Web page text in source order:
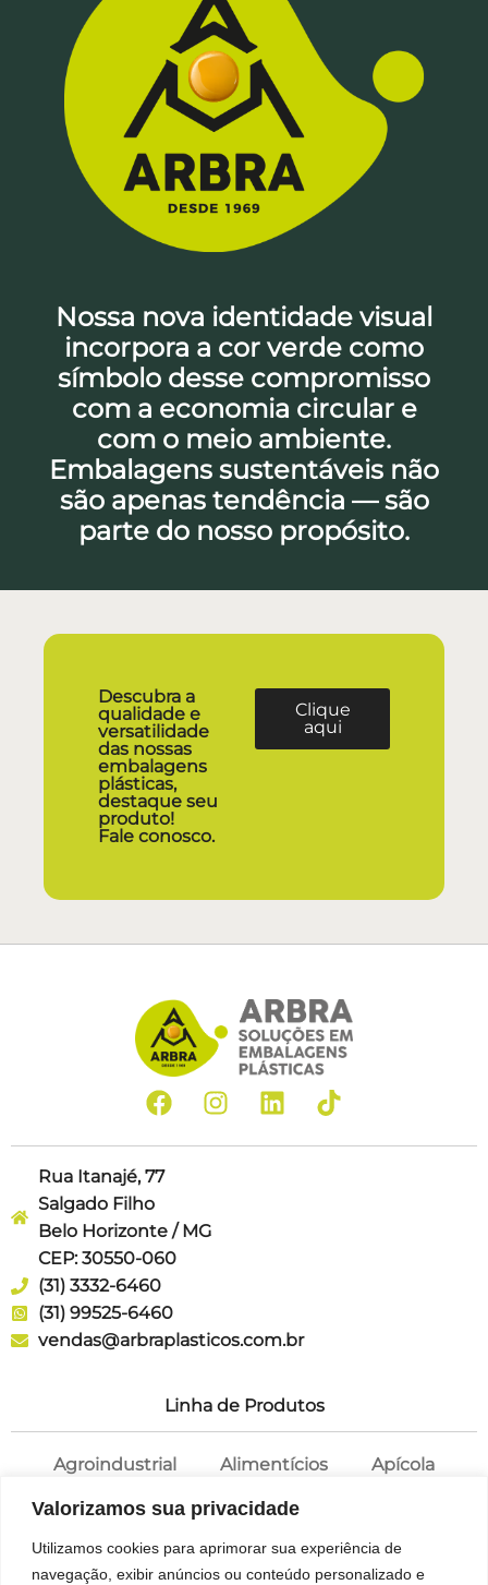
Valorizamos sua privacidade
Utilizamos cookies para aprimorar sua experiência de
navegação, exibir anúncios ou conteúdo personalizado e
Nossa nova identidade visual
incorpora a cor verde como
símbolo desse compromisso
com a economia circular e
com o meio ambiente.
Embalagens sustentáveis não
são apenas tendência — são
parte do nosso propósito.
Descubra a
qualidade e
versatilidade
das nossas
embalagens
plásticas,
destaque seu
produto!
Fale conosco.
Clique
aqui
Rua Itanajé, 77
Salgado Filho
Belo Horizonte / MG
CEP: 30550-060
(31) 3332-6460
(31) 99525-6460
vendas@arbraplasticos.com.br
Linha de Produtos
Agroindustrial Alimentícios
Apícola
Farmácia